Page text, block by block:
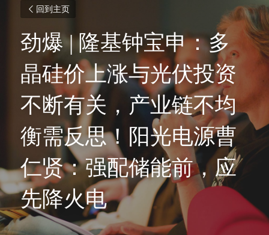
回到主页
劲爆 | 隆基钟宝申：多
晶硅价上涨与光伏投资
不断有关，产业链不均
衡需反思！阳光电源曹
仁贤：强配储能前，应
先降火电